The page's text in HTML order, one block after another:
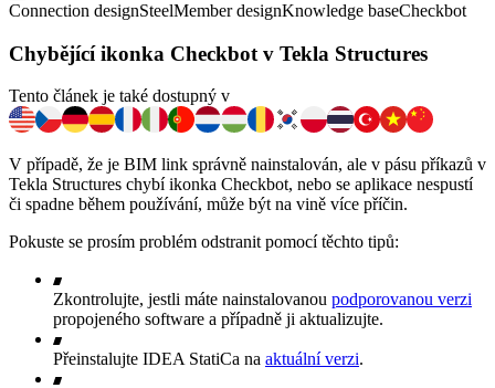
Connection designSteelMember designKnowledge baseCheckbot
Chybějící ikonka Checkbot v Tekla Structures
Tento článek je také dostupný v
V případě, že je BIM link správně nainstalován, ale v pásu příkazů v
Tekla Structures chybí ikonka Checkbot, nebo se aplikace nespustí
či spadne během používání, může být na vině více příčin.
Pokuste se prosím problém odstranit pomocí těchto tipů:
Zkontrolujte, jestli máte nainstalovanou podporovanou verzi
propojeného software a případně ji aktualizujte.
Přeinstalujte IDEA StatiCa na aktuální verzi.